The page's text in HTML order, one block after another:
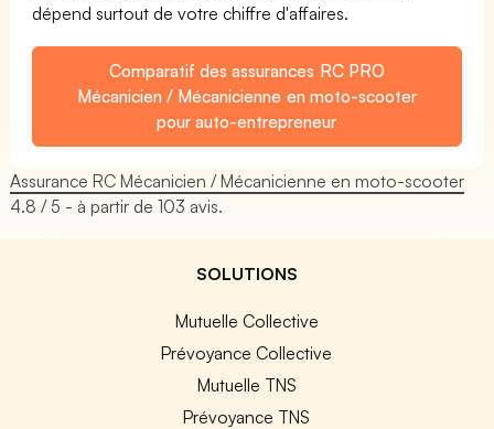
dépend surtout de votre chiffre d'affaires.
Comparatif des assurances RC PRO
Mécanicien / Mécanicienne en moto-scooter
pour auto-entrepreneur
Assurance RC Mécanicien / Mécanicienne en moto-scooter
4.8 / 5 - à partir de103 avis.
SOLUTIONS
Mutuelle Collective
Prévoyance Collective
Mutuelle TNS
Prévoyance TNS